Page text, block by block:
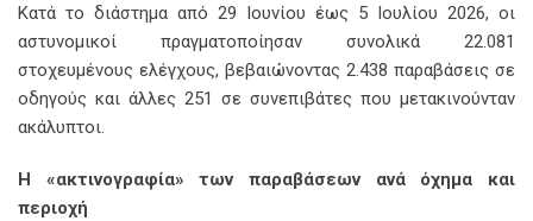
Κατά το διάστημα από 29 Ιουνίου έως 5 Ιουλίου 2026, οι
αστυνομικοί πραγματοποίησαν συνολικά 22.081
στοχευμένους ελέγχους, βεβαιώνοντας 2.438 παραβάσεις σε
οδηγούς και άλλες 251 σε συνεπιβάτες που μετακινούνταν
ακάλυπτοι.
Η «ακτινογραφία» των παραβάσεων ανά όχημα και
περιοχή